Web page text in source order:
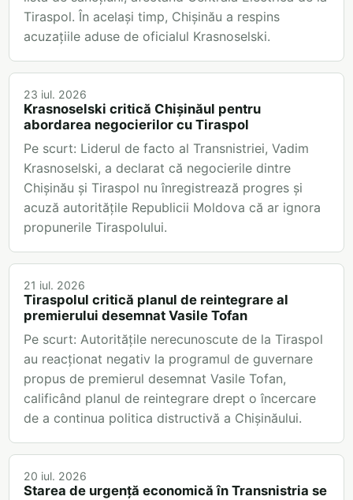
Tiraspol. În același timp, Chișinău a respins
acuzațiile aduse de oficialul Krasnoselski.
23 iul. 2026
Krasnoselski critică Chișinăul pentru
abordarea negocierilor cu Tiraspol
Pe scurt: Liderul de facto al Transnistriei, Vadim
Krasnoselski, a declarat că negocierile dintre
Chișinău și Tiraspol nu înregistrează progres și
acuză autoritățile Republicii Moldova că ar ignora
propunerile Tiraspolului.
21 iul. 2026
Tiraspolul critică planul de reintegrare al
premierului desemnat Vasile Tofan
Pe scurt: Autoritățile nerecunoscute de la Tiraspol
au reacționat negativ la programul de guvernare
propus de premierul desemnat Vasile Tofan,
calificând planul de reintegrare drept o încercare
de a continua politica distructivă a Chișinăului.
20 iul. 2026
Starea de urgență economică în Transnistria se